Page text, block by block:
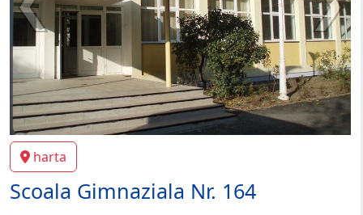
harta
Scoala Gimnaziala Nr. 164